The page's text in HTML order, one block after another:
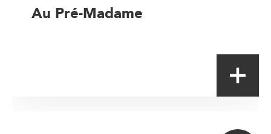
Au Pré-Madame